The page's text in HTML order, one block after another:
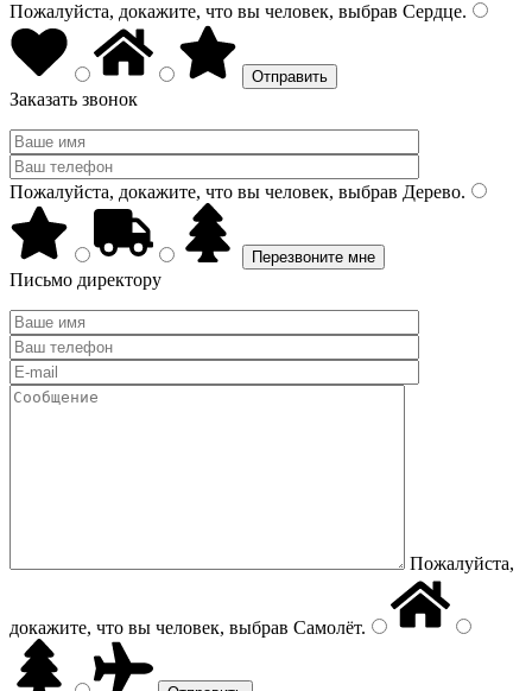
Пожалуйста, докажите, что вы человек, выбрав Сердце.
Заказать звонок
Пожалуйста, докажите, что вы человек, выбрав Дерево.
Письмо директору
Пожалуйста,
докажите, что вы человек, выбрав Самолёт.